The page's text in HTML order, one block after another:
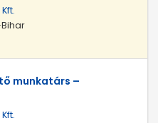
munkatárs –